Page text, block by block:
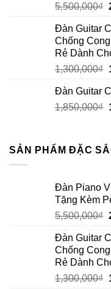
5,500,000₫
Đàn Guitar
Chống
Rẻ Dành
1,300,000₫
Đàn Guitar
1,850,000₫
SẢN PHẨM ĐẶC
Đàn Piano
Tặng Kèm
5,500,000₫
Đàn Guitar
Chống
Rẻ Dành
1,300,000₫